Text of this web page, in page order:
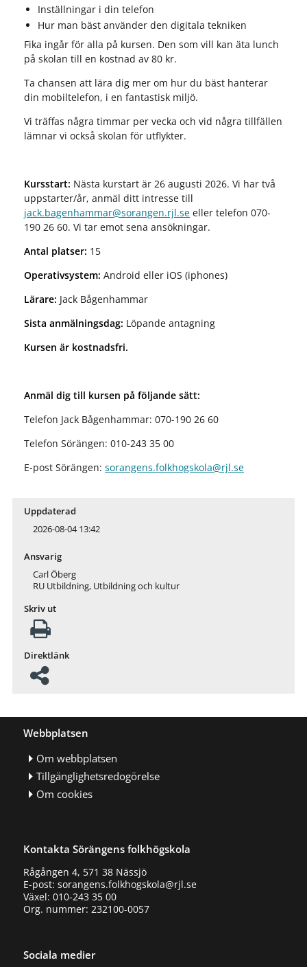
Inställningar i din telefon
Hur man bäst använder den digitala tekniken
Fika ingår för alla på kursen. Den som vill kan äta lunch
på skolan till en kostnad av 80 kr.
Ta chansen att lära dig mer om hur du bäst hanterar
din mobiltelefon, i en fantastisk miljö.
Vi träffas några timmar per vecka och vid några tillfällen
lämnar vi också skolan för utflykter.
Kursstart: Nästa kurstart är 26 augusti 2026. Vi har två
uppstarter/år, anmäl ditt intresse till
jack.bagenhammar@sorangen.rjl.seeller telefon 070-
190 26 60. Vi tar emot sena ansökningar.
Antal platser: 15
Operativsystem: Android eller iOS (iphones)
Lärare: Jack Bågenhammar
Sista anmälningsdag: Löpande antagning
Kursen är kostnadsfri.
Anmäl dig till kursen på följande sätt:
Telefon Jack Bågenhammar: 070-190 26 60
Telefon Sörängen: 010-243 35 00
E-post Sörängen: sorangens.folkhogskola@rjl.se
Uppdaterad
2026-08-04 13:42
Ansvarig
Carl Öberg
RU Utbildning, Utbildning och kultur
Skriv ut
Direktlänk
Webbplatsen
Om webbplatsen
Tillgänglighetsredogörelse
Om cookies
Kontakta Sörängens folkhögskola
Rågången 4, 571 38 Nässjö
E-post: sorangens.folkhogskola@rjl.se
Växel: 010-243 35 00
Org. nummer: 232100-0057
Sociala medier